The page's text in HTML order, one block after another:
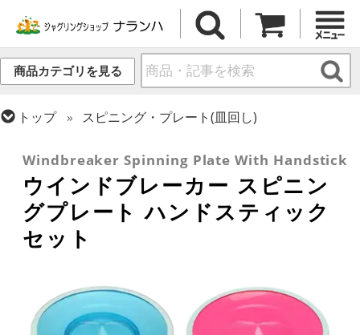
商品カテゴリを見る
トップ
スピニング・プレート(皿回し)
Windbreaker Spinning Plate With Handstick
ウインドブレーカー スピニン
グプレート ハンドスティック
セット